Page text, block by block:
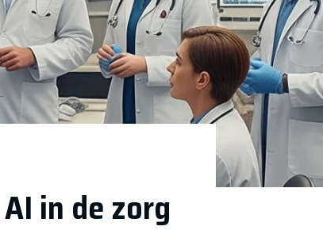
in de zorg